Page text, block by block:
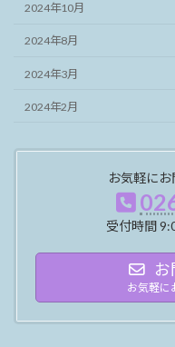
2024年10月
2024年8月
2024年3月
2024年2月
お気軽にお
受付時間
お気軽に